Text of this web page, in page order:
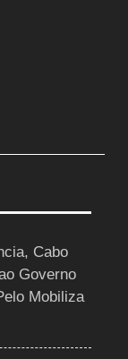
Cabo
Governo
Mobiliza